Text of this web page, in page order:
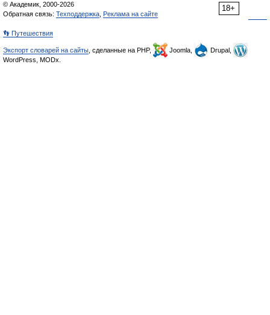
18+
© Академик, 2000-2026
Обратная связь: Техподдержка Реклама на сайте
👣 Путешествия
Экспорт словарей на сайты , сделанные на PHP, Joomla,
Drupal,
WordPress, MODx.